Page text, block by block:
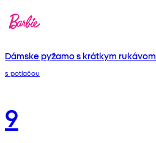
Dámske pyžamo s krátkym rukávom
s potlačou
9